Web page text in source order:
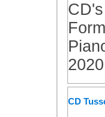
CD's
2020
CD